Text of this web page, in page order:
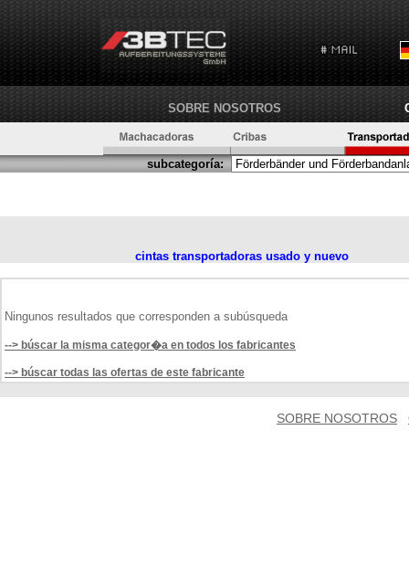
SOBRE NOSOTROS
subcategoría:
cintas transportadoras usado y nuevo
Ningunos resultados que corresponden a subúsqueda
--> búscar la misma categor�a en todos los fabricantes
--> búscar todas las ofertas de este fabricante
SOBRE NOSOTROS